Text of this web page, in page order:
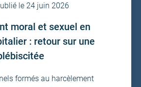
le 24 juin 2026
moral et sexuel en
: retour sur une
formés au harcèlement